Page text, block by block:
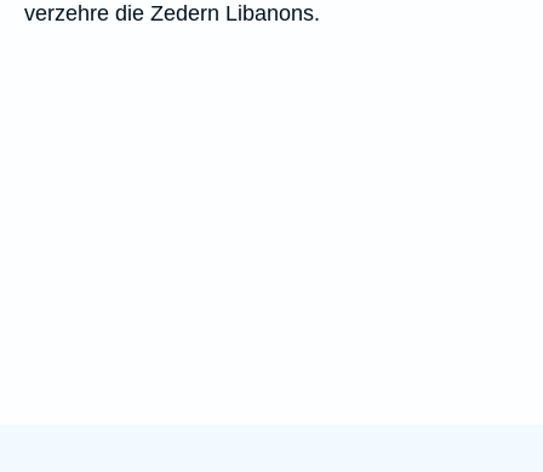
verzehre die Zedern Libanons.